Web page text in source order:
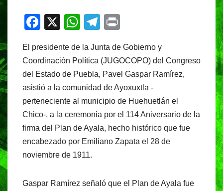
F
c
e
b
o
o
k
X
W
at
s
A
p
p
T
e
gr
a
m
t
El presidente de la Junta de Gobierno y
Coordinación Política (JUGOCOPO) del Congreso
del Estado de Puebla, Pavel Gaspar Ramírez,
asistió a la comunidad de Ayoxuxtla -
perteneciente al municipio de Huehuetlán el
Chico-, a la ceremonia por el 114 Aniversario de la
firma del Plan de Ayala, hecho histórico que fue
encabezado por Emiliano Zapata el 28 de
noviembre de 1911.
Gaspar Ramírez señaló que el Plan de Ayala fue